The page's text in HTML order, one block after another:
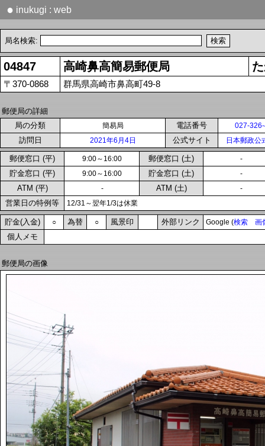
● inukugi : web
局名検索:
04847 高崎鼻高簡易郵便局
〒370-0868 群馬県高崎市鼻高町49-8
郵便局の詳細
局の分類
簡易局 電話番号 027-
訪問日 2021年6月4日 公式サイト 日本郵政公
郵便窓口 (平) 9:00～16:00 郵便窓口 (土) -
貯金窓口 (平) 9:00～16:00 貯金窓口 (土) -
ATM (平) - ATM (土) -
営業日の特例等 12/31～翌年1/3は休業
貯金(入金) ○ 為替 ○ 風景印 外部リンク Google (検索 画
個人メモ
郵便局の画像